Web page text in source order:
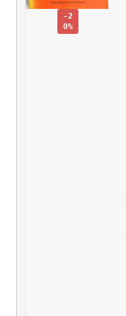
-2
0%